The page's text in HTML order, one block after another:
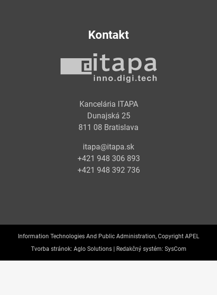
Kontakt
Kancelária ITAPA
Dunajská 25
811 08 Bratislava
itapa@itapa.sk
+421 948 306 893
+421 948 392 736
Information Technologies And Public Administration, Copyright APEL
Tvorba stránok: Aglo Solutions | Redakčný systém: SysCom